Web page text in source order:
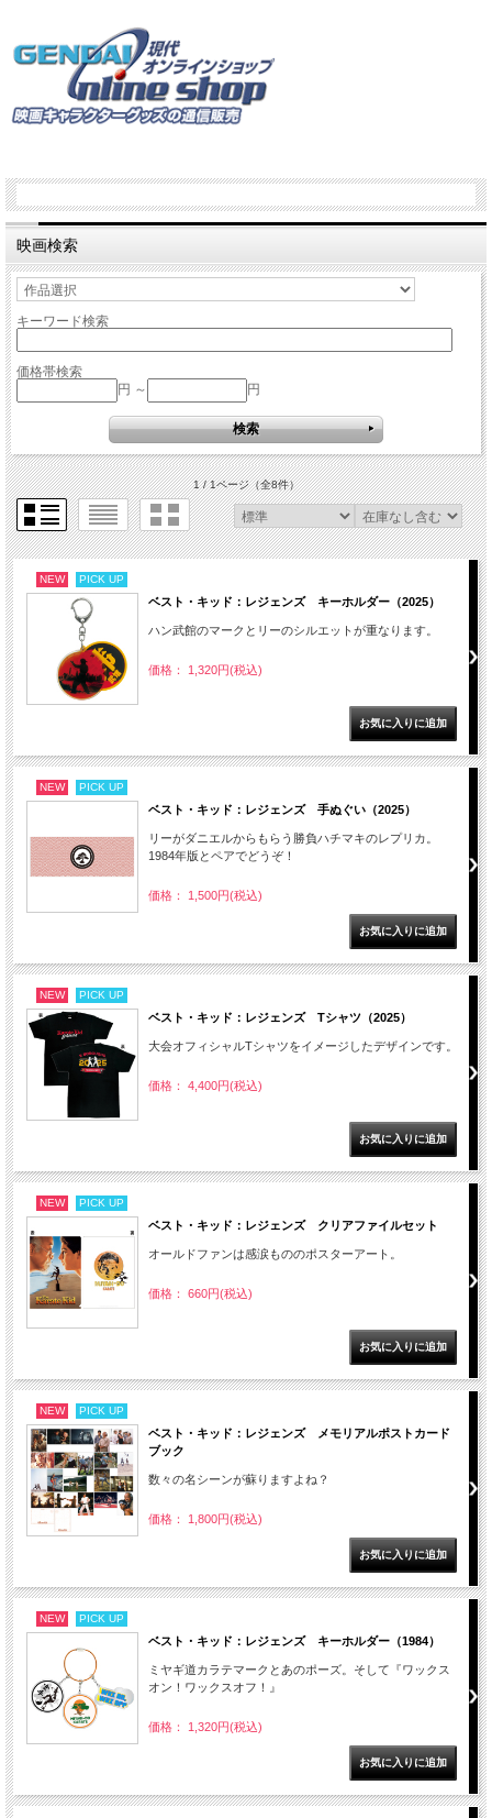
映画検索
キーワード検索
価格帯検索
円 ～
円
1 / 1ページ（全8件）
NEW PICK UP
ベスト・キッド：レジェンズ キーホルダー（2025）
ハン武館のマークとリーのシルエットが重なります。
価格： 1,320円(税込)
NEW PICK UP
ベスト・キッド：レジェンズ 手ぬぐい（2025）
リーがダニエルからもらう勝負ハチマキのレプリカ。
1984年版とペアでどうぞ！
価格： 1,500円(税込)
NEW PICK UP
ベスト・キッド：レジェンズ Tシャツ（2025）
大会オフィシャルTシャツをイメージしたデザインです。
価格： 4,400円(税込)
NEW PICK UP
ベスト・キッド：レジェンズ クリアファイルセット
オールドファンは感涙もののポスターアート。
価格： 660円(税込)
NEW PICK UP
ベスト・キッド：レジェンズ メモリアルポストカード
ブック
数々の名シーンが蘇りますよね？
価格： 1,800円(税込)
NEW PICK UP
ベスト・キッド：レジェンズ キーホルダー（1984）
ミヤギ道カラテマークとあのポーズ。そして『ワックス
オン！ワックスオフ！』
価格： 1,320円(税込)